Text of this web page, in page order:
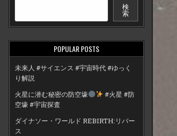
検
索
POPULAR POSTS
未来人 #サイエンス #宇宙時代 #ゆっく
り解説
火星に潜む秘密の防空壕
#火星 #防
空壕 #宇宙探査
ダイナソー・ワールド REBIRTH:リバー
ス